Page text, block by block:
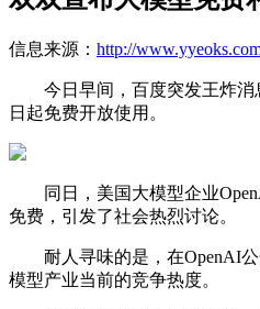
信息来源： http://
今日早间，百度突发王炸消息
日起免费开放使用。
同日，美国大模型企业
免费，引发了社会热烈讨论。
耐人寻味的是，在OpenAI公
模型产业当前的竞争热度。